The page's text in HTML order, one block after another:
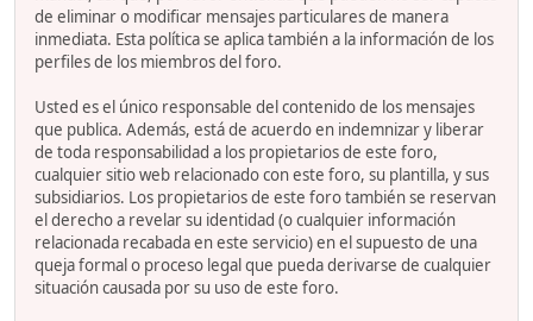
de eliminar o modificar mensajes particulares de manera
inmediata. Esta política se aplica también a la información de los
perfiles de los miembros del foro.
Usted es el único responsable del contenido de los mensajes
que publica. Además, está de acuerdo en indemnizar y liberar
de toda responsabilidad a los propietarios de este foro,
cualquier sitio web relacionado con este foro, su plantilla, y sus
subsidiarios. Los propietarios de este foro también se reservan
el derecho a revelar su identidad (o cualquier información
relacionada recabada en este servicio) en el supuesto de una
queja formal o proceso legal que pueda derivarse de cualquier
situación causada por su uso de este foro.